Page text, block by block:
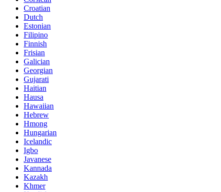
Croatian
Dutch
Estonian
Filipino
Finnish
Frisian
Galician
Georgian
Gujarati
Haitian
Hausa
Hawaiian
Hebrew
Hmong
Hungarian
Icelandic
Igbo
Javanese
Kannada
Kazakh
Khmer